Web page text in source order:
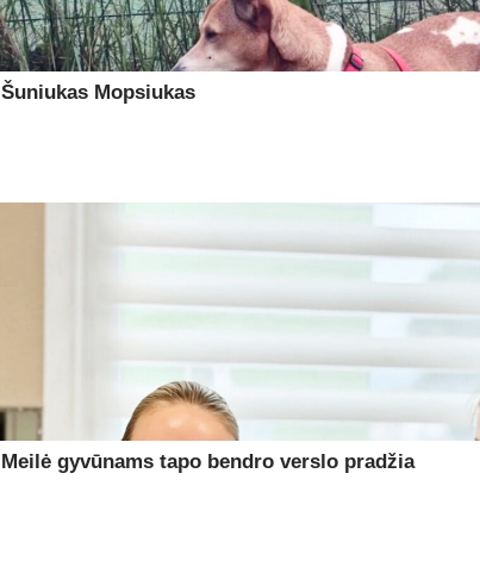
Šuniukas Mopsiukas
Meilė gyvūnams tapo bendro verslo pradžia